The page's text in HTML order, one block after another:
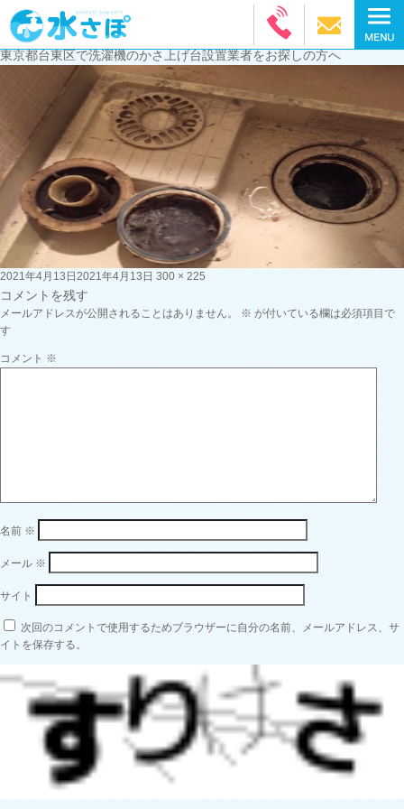
東京都台東区で洗濯機のかさ上げ台設置業者をお探しの方へ
投
稿
日:
2021年4月13日 2021年4月13日 フ
サ
300 × 225
コメントを残す
メールアドレスが公開されることはありません。 ※ が付いている欄は必須項目で
す
コメント ※
名前 ※
メール ※
サイト
次回のコメントで使用するためブラウザーに自分の名前、メールアドレス、サ
イトを保存する。